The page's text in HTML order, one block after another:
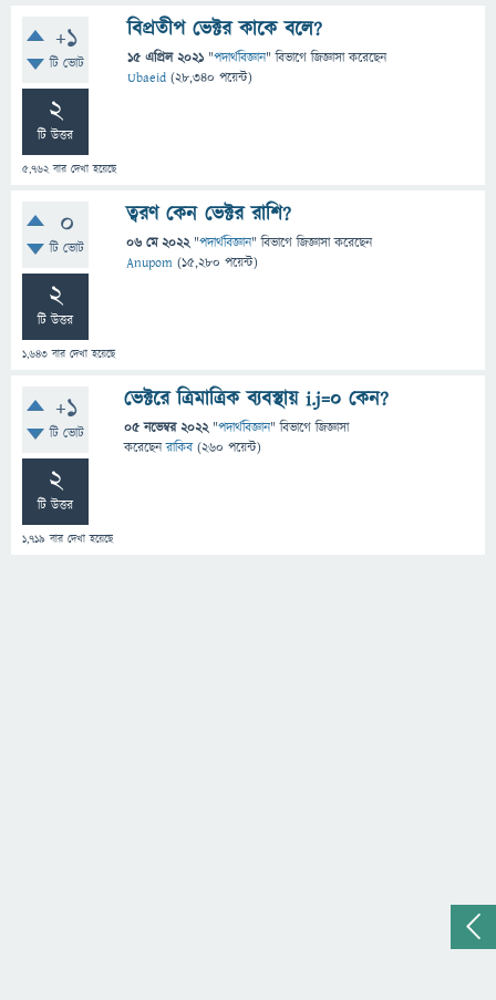
+1
টি ভোট
2
টি উত্তর
5,762বার দেখা হয়েছে
বিপ্রতীপ ভেক্টর কাকে বলে?
15 এপ্রিল 2021 "পদার্থবিজ্ঞান" বিভাগে জিজ্ঞাসাকরেছেন
Ubaeid (28,340 পয়েন্ট)
0
টি ভোট
2
টি উত্তর
1,643 বার দেখা হয়েছে
ত্বরণ কেন ভেক্টর রাশি?
06 মে 2022 "পদার্থবিজ্ঞান" বিভাগে জিজ্ঞাসাকরেছেন
Anupom (15,280 পয়েন্ট)
+1
টি ভোট
2
টি উত্তর
1,719 বার দেখা হয়েছে
ভেক্টরে ত্রিমাত্রিক ব্যবস্থায় i.j=0 কেন?
05 নভেম্বর 2022 "পদার্থবিজ্ঞান" বিভাগে জিজ্ঞাসা
করেছেনরাকিব (260 পয়েন্ট)